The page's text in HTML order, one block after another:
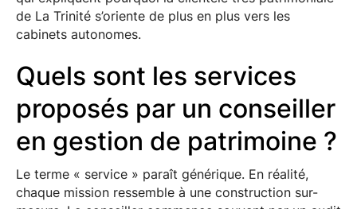
de La Trinité s’oriente de plus en plus vers les
cabinets autonomes.
Quels sont les services
proposés par un conseiller
en gestion de patrimoine ?
Le terme « service » paraît générique. En réalité,
chaque mission ressemble à une construction sur-